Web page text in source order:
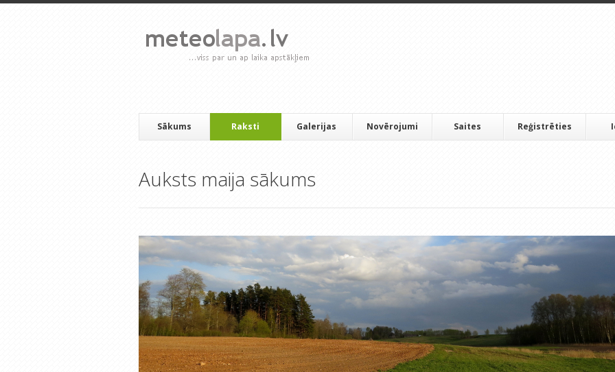
Sākums Raksti Galerijas Novērojumi Saites Reģistrēties
Auksts maija sākums